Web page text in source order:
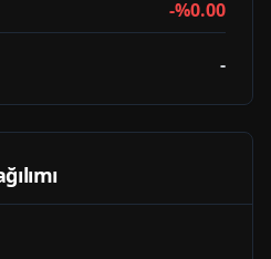
-%0.00
-